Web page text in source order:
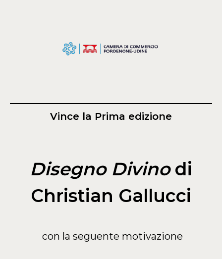
Vince la Prima edizione
Disegno Divinodi
Christian Gallucci
con la seguente motivazione